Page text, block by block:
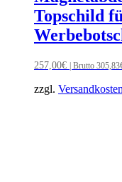
Topschild
257,00€ | Brutto 305,83
zzgl.